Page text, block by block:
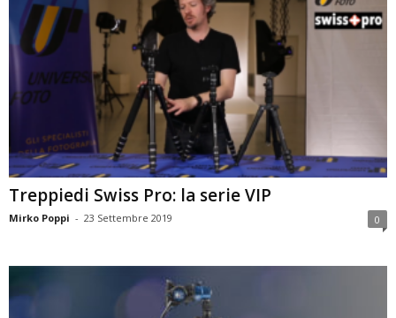
Treppiedi Swiss Pro: la serie VIP
Mirko Poppi - 23 Settembre 2019 0